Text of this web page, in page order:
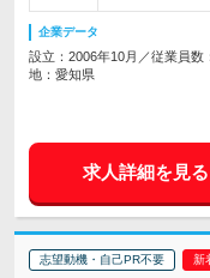
企業データ
設立：2006年10月／従業員数
地：愛知県
求人詳細を見る
志望動機・自己PR不要